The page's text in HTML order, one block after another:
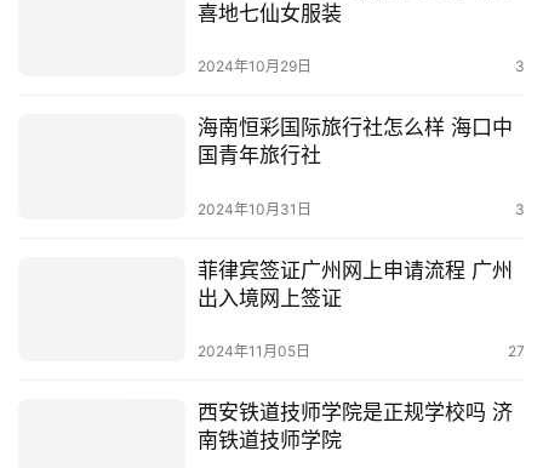
喜地七仙女服装
2024年10月29日 3
海南恒彩国际旅行社怎么样 海口中
国青年旅行社
2024年10月31日 3
菲律宾签证广州网上申请流程 广州
出入境网上签证
2024年11月05日 27
西安铁道技师学院是正规学校吗 济
南铁道技师学院